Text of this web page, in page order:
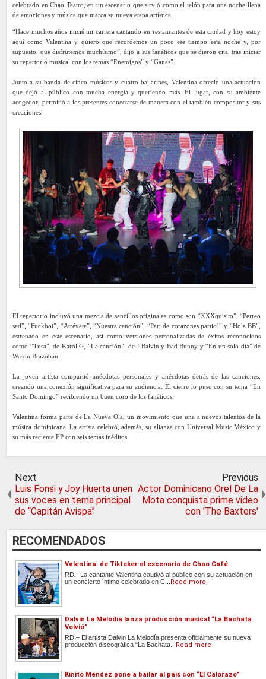
celebrado en Chao Teatro, en un escenario que sirvió como el telón para una noche llena
de emociones y música que marca su nueva etapa artística.
“Hace muchos años inicié mi carrera cantando en restaurantes de esta ciudad y hoy estoy
aquí como Valentina y quiero que recordemos un poco ese tiempo esta noche y, por
supuesto, que disfrutemos muchísimo”, dijo a sus fanáticos que se dieron cita, tras iniciar
su repertorio musical con los temas “Enemigos” y “Ganas”.
Junto a su banda de cinco músicos y cuatro bailarines, Valentina ofreció una actuación
que dejó al público con mucha energía y queriendo más. El lugar, con su ambiente
acogedor, permitió a los presentes conectarse de manera con el también compositor y sus
creaciones.
El repertorio incluyó una mezcla de sencillos originales como son “XXXquisito”, “Perreo
sad”, “Fuckboi”, “Atrévete”, “Nuestra canción”, “Pari de corazones partio’” y “Hola BB”,
estrenado en este escenario, así como versiones personalizadas de éxitos reconocidos
como “Tusa”, de Karol G, “La canción”. de J Balvin y Bad Bunny y “En un solo día” de
Wason Brazobán.
La joven artista compartió anécdotas personales y anécdotas detrás de las canciones,
creando una conexión significativa para su audiencia. El cierre lo puso con su tema “En
Santo Domingo” recibiendo un buen coro de los fanáticos.
Valentina forma parte de La Nueva Ola, un movimiento que une a nuevos talentos de la
música dominicana. La artista celebró, además, su alianza con Universal Music México y
su más reciente EP con seis temas inéditos.
Next
Luis Fonsi y Joy Huerta unen
sus voces en tema principal
de “Capitán Avispa”
Previous
Actor Dominicano Orel De La
Mota conquista prime video
con 'The Baxters'
RECOMENDADOS
Valentina: de Tiktoker al escenario de Chao Café
RD.- La cantante Valentina cautivó al público con su actuación en
un concierto íntimo celebrado en C... Read more
Dalvin La Melodía lanza producción musical “La Bachata
Volvió”
RD.– El artista Dalvin La Melodía presenta oficialmente su nueva
producción discográfica “La Bachata... Read more
Kinito Méndez pone a bailar al país con “El Calorazo”